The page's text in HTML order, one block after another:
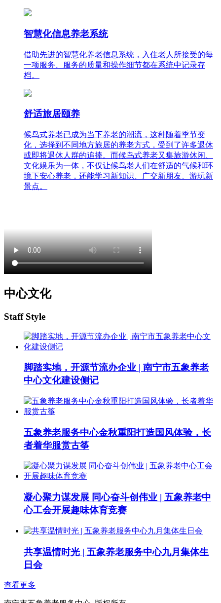
智慧化信息养老系统
借助先进的智慧化养老信息系统，入住老人所接受的每
一项服务、服务的质量和操作细节都在系统中记录存
档。
舒适旅居颐养
候鸟式养老已成为当下养老的潮流，这种随着季节变
化，选择到不同地方旅居的养老方式，受到了许多退休
或即将退休人群的追捧。而候鸟式养老又集旅游休闲、
文化娱乐为一体，不仅让候鸟老人们在舒适的气候和环
境下安心养老，还能学习新知识、广交新朋友、游玩新
景点。
中心文化
Staff Style
脚踏实地，开源节流办企业 | 南宁市五象养老
中心文化建设侧记
五象养老服务中心金秋重阳打造国风体验，长
者着华服赏古筝
凝心聚力谋发展 同心奋斗创伟业 | 五象养老中
心工会开展趣味体育竞赛
共享温情时光 | 五象养老服务中心九月集体生
日会
查看更多